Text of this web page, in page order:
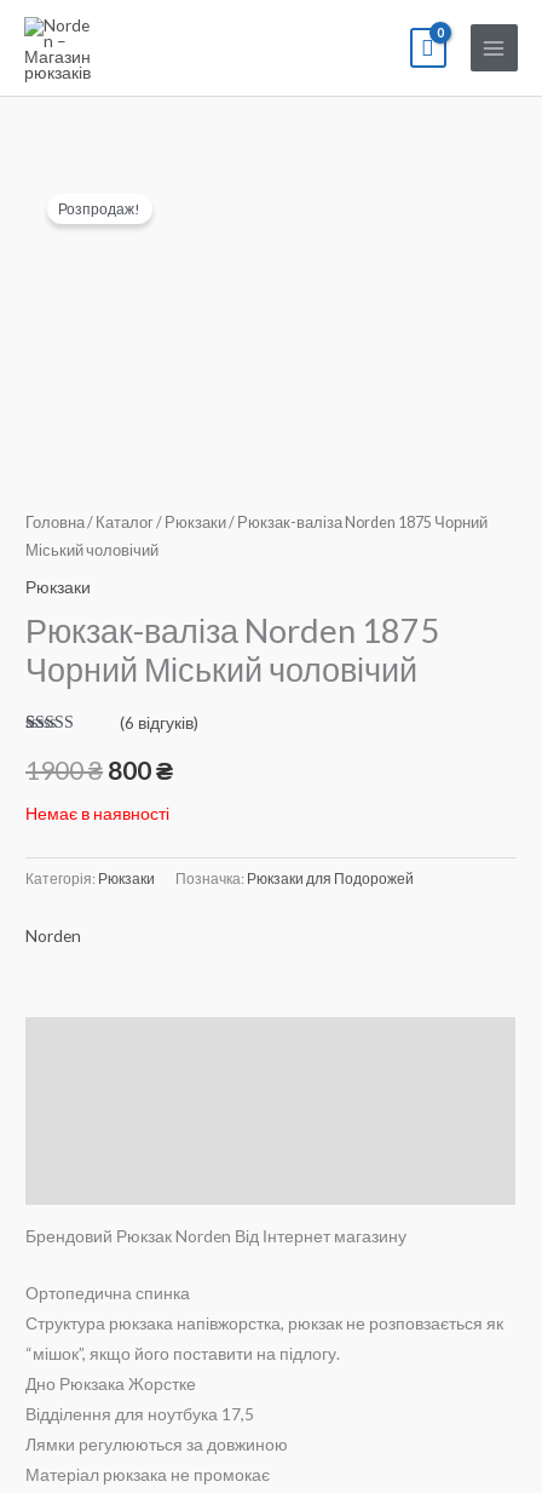
Перейти
вмісту
Розпродаж!
Головна/ Каталог/ Рюкзаки/ Рюкзак-валіза Norden 1875 Чорний
Міський чоловічий
Рюкзаки
Рюкзак-валіза Norden 1875
Чорний Міський чоловічий
4.83з 5 на
основі
покупців
(6 відгуків)
1900₴ Оригінальна
ціна:
1900 ₴.
800₴Поточна
800 ₴.
Немає в наявності
Категорія: Рюкзаки Позначка: Рюкзаки для Подорожей
Norden
Брендовий Рюкзак Norden Від Інтернет магазину
Ортопедична спинка
Структура рюкзака напівжорстка, рюкзак не розповзається як
“мішок”, якщо його поставити на підлогу.
Дно Рюкзака Жорстке
Відділення для ноутбука 17,5
Лямки регулюються за довжиною
Матеріал рюкзака не промокає